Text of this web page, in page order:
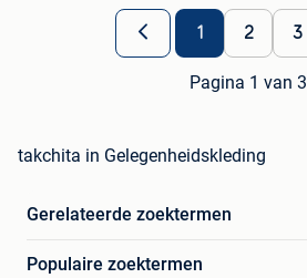
1 2 3
Pagina 1 van 3
takchita in Gelegenheidskleding
Gerelateerde zoektermen
Populaire zoektermen